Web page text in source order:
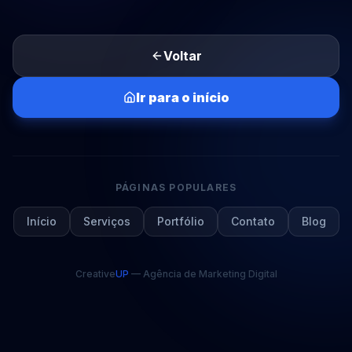
Voltar
Ir para o início
PÁGINAS POPULARES
Início Serviços Portfólio Contato Blog
CreativeUP — Agência de Marketing Digital